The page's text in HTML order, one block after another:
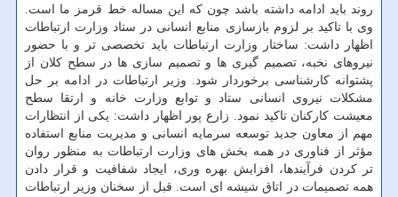
روند باید ادامه داشته باشد چون که این مساله خط قرمز ما است.
وی با تاکید بر لزوم بازسازی منابع انسانی در ستاد وزارت ارتباطات
اظهار داشت: ساختار وزارت ارتباطات باید تخصصی تر و با حضور
نیروهای نخبه، تصمیم گیری ها و تصمیم سازی ها در سطح کلان از
پشتوانه کارشناسی برخوردار شود. وزیر ارتباطات در ادامه بر حل
مشکلات نیروی انسانی ستاد و توابع وزارت خانه و ارتقا سطح
معیشت کارکنان تاکید نمود. زارع پور اظهار داشت: یکی از انتظارات
مهم از معاون جدید توسعه سرمایه انسانی و مدیریت منابع استفاده
مؤثر از فناوری در همه بخش های وزارت ارتباطات به منظور روان
تر کردن فرآیندها، افزایش بهره وری، ایجاد شفافیت و قرار دادن
همه تصمیمات در اتاق شیشه ای است. قبل از سخنان وزیر ارتباطات